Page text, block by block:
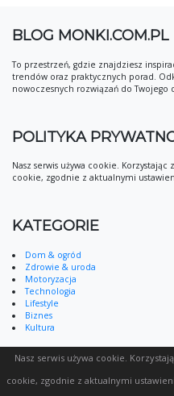
BLOG MONKI.COM.PL
To przestrzeń, gdzie znajdziesz
trendów oraz praktycznych porad.
nowoczesnych rozwiązań do Twojego
POLITYKA
Nasz serwis używa cookie. Korzystając
cookie, zgodnie z aktualnymi
KATEGORIE
Dom & ogród
Zdrowie & uroda
Motoryzacja
Technologia
Lifestyle
Biznes
Kultura
Nasz serwis używa cookie.
cookie, zgodnie z aktualnymi